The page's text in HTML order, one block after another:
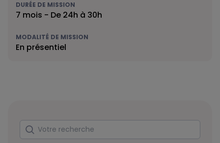
DURÉE DE MISSION
7 mois - De 24h à 30h
MODALITÉ DE MISSION
En présentiel
Rechercher
Votre recherche